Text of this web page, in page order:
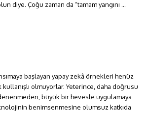
diye. Çoğu zaman da “tamam yangını ...
başlayan yapay zekâ örnekleri henüz
olmuyorlar. Yeterince, daha doğrusu
büyük bir hevesle uygulamaya
benimsenmesine olumsuz katkıda